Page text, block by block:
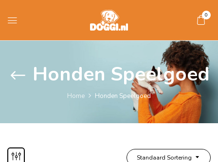
0
Honden Speelgoed
Home Honden Speelgoed
Standaard Sortering